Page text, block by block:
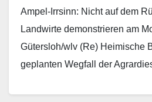
Ampel-Irrsinn: Nicht auf dem
Landwirte demonstrieren am
Gütersloh/wlv (Re) Heimische
geplanten Wegfall der